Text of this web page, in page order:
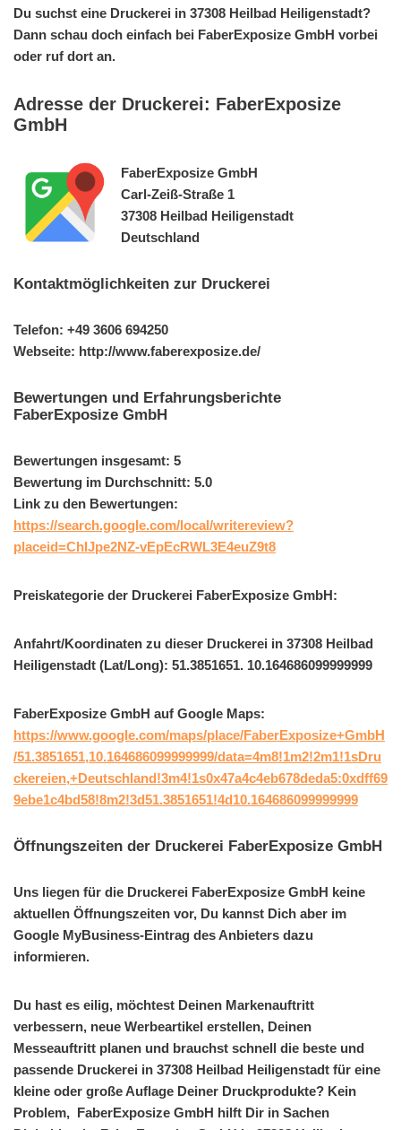
Du suchst eine Druckerei in 37308 Heilbad Heiligenstadt?
Dann schau doch einfach bei FaberExposize GmbH vorbei
oder ruf dort an.
Adresse der Druckerei: FaberExposize
GmbH
FaberExposize GmbH
Carl-Zeiß-Straße 1
37308 Heilbad Heiligenstadt
Deutschland
Kontaktmöglichkeiten zur Druckerei
Telefon: +49 3606 694250
Webseite: http://www.faberexposize.de/
Bewertungen und Erfahrungsberichte
FaberExposize GmbH
Bewertungen insgesamt: 5
Bewertung im Durchschnitt: 5.0
Link zu den Bewertungen:
https://search.google.com/local/writereview?
placeid=ChIJpe2NZ-vEpEcRWL3E4euZ9t8
Preiskategorie der Druckerei FaberExposize GmbH:
Anfahrt/Koordinaten zu dieser Druckerei in 37308 Heilbad
Heiligenstadt (Lat/Long): 51.3851651. 10.164686099999999
FaberExposize GmbH auf Google Maps:
https://www.google.com/maps/place/FaberExposize+GmbH
/51.3851651,10.164686099999999/data=4m8!1m2!2m1!1sDru
ckereien,+Deutschland!3m4!1s0x47a4c4eb678deda5:0xdff69
9ebe1c4bd58!8m2!3d51.3851651!4d10.164686099999999
Öffnungszeiten der Druckerei FaberExposize GmbH
Uns liegen für die Druckerei FaberExposize GmbH keine
aktuellen Öffnungszeiten vor, Du kannst Dich aber im
Google MyBusiness-Eintrag des Anbieters dazu
informieren.
Du hast es eilig, möchtest Deinen Markenauftritt
verbessern, neue Werbeartikel erstellen, Deinen
Messeauftritt planen und brauchst schnell die beste und
passende Druckerei in 37308 Heilbad Heiligenstadt für eine
kleine oder große Auflage Deiner Druckprodukte? Kein
Problem, FaberExposize GmbH hilft Dir in Sachen